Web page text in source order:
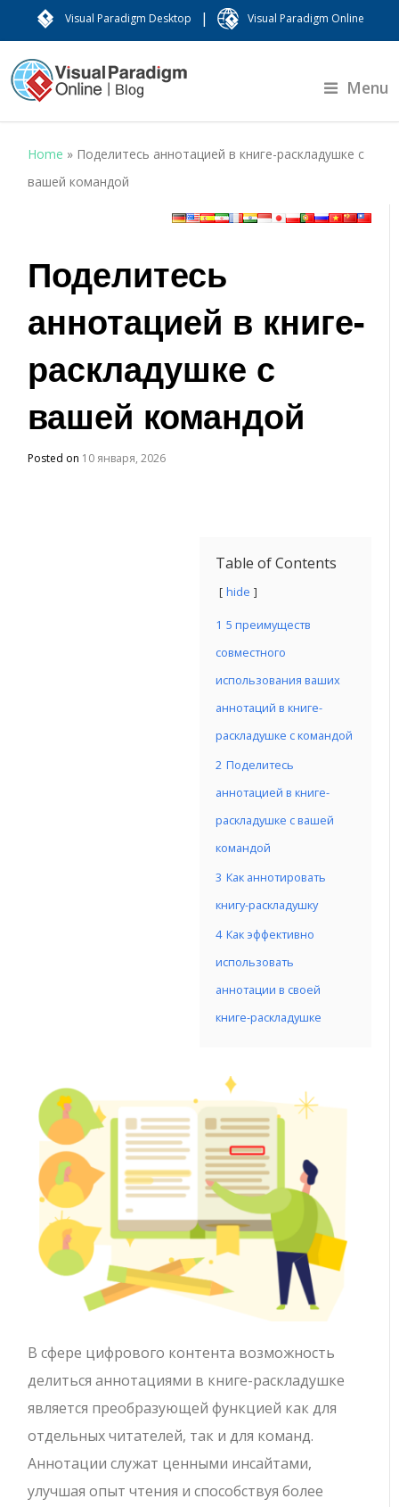
Visual Paradigm Desktop | Visual Paradigm Online
Menu
Home » Поделитесь аннотацией в книге-раскладушке с
вашей командой
Поделитесь
аннотацией в книге-
раскладушке с
вашей командой
Posted on 10 января, 2026
Table of Contents
hide
1 5 преимуществ
совместного
использования ваших
аннотаций в книге-
раскладушке с командой
2 Поделитесь
аннотацией в книге-
раскладушке с вашей
командой
3 Как аннотировать
книгу-раскладушку
4 Как эффективно
использовать
аннотации в своей
книге-раскладушке
В сфере цифрового контента возможность
делиться аннотациями в книге-раскладушке
является преобразующей функцией как для
отдельных читателей, так и для команд.
Аннотации служат ценными инсайтами,
улучшая опыт чтения и способствуя более